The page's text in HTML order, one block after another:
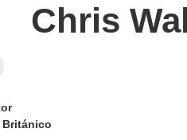
Chris
Británico